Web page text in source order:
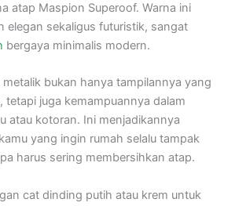
atap Maspion Superoof. Warna ini
elegan sekaligus futuristik, sangat
bergaya minimalis modern.
bukan hanya tampilannya yang
tetapi juga kemampuannya dalam
atau kotoran. Ini menjadikannya
yang ingin rumah selalu tampak
harus sering membersihkan atap.
cat dinding putih atau krem untuk